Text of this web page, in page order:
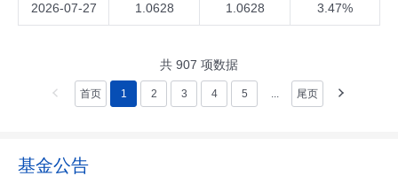
2026-07-27 1.0628 1.0628 3.47%
共 907 项数据
首页 1 2 3 4 5 ... 尾页
基金公告